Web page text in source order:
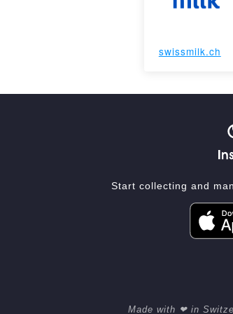
swissmilk.ch
Start collecting and
Made with ❤ in